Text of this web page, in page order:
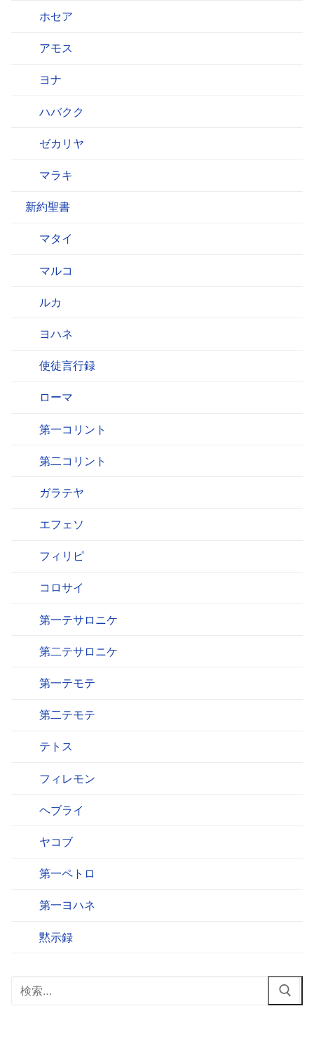
ホセア
アモス
ヨナ
ハバクク
ゼカリヤ
マラキ
新約聖書
マタイ
マルコ
ルカ
ヨハネ
使徒言行録
ローマ
第一コリント
第二コリント
ガラテヤ
エフェソ
フィリピ
コロサイ
第一テサロニケ
第二テサロニケ
第一テモテ
第二テモテ
テトス
フィレモン
ヘブライ
ヤコブ
第一ペトロ
第一ヨハネ
黙示録